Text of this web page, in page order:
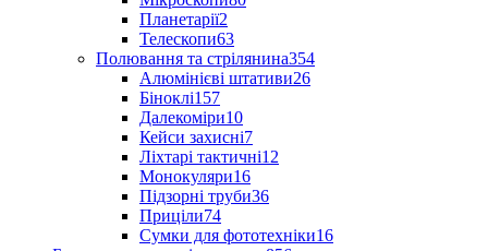
Планетарії2
Телескопи63
Полювання та стрілянина354
Алюмінієві штативи26
Біноклі157
Далекоміри10
Кейси захисні7
Ліхтарі тактичні12
Монокуляри16
Підзорні труби36
Приціли74
Сумки для фототехніки16